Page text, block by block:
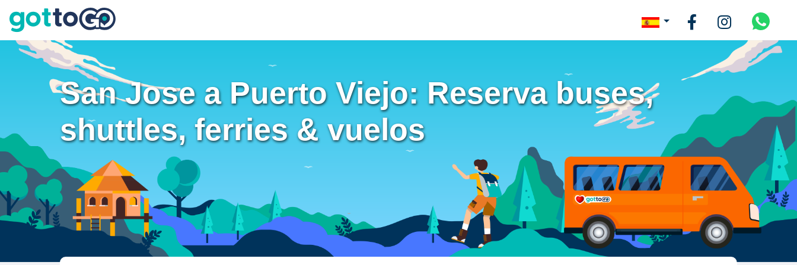
San Jose a Puerto Viejo: Reserva buses,
shuttles, ferries & vuelos